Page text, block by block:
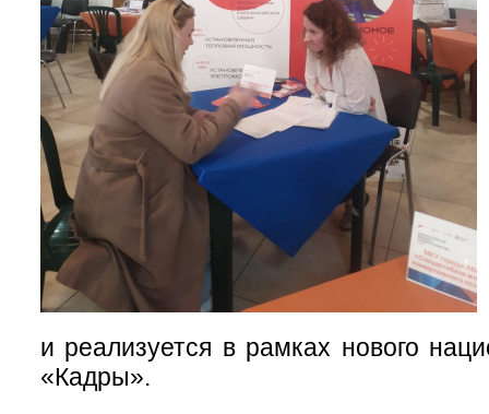
и реализуется в рамках нового
«Кадры».